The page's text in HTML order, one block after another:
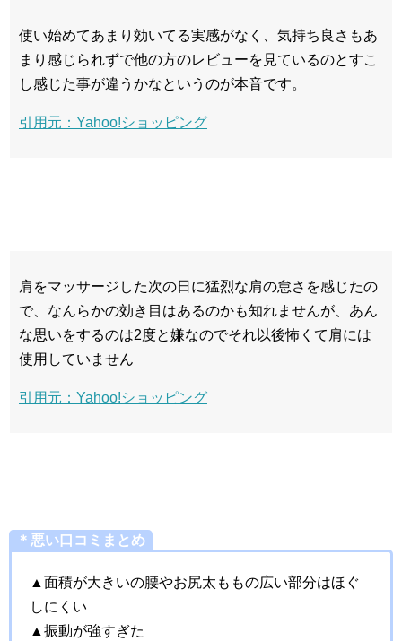
使い始めてあまり効いてる実感がなく、気持ち良さもあ
まり感じられずで他の方のレビューを見ているのとすこ
し感じた事が違うかなというのが本音です。
引用元：Yahoo!ショッピング
肩をマッサージした次の日に猛烈な肩の怠さを感じたの
で、なんらかの効き目はあるのかも知れませんが、あん
な思いをするのは2度と嫌なのでそれ以後怖くて肩には
使用していません
引用元：Yahoo!ショッピング
＊悪い口コミまとめ
▲面積が大きいの腰やお尻太ももの広い部分はほぐ
しにくい
▲振動が強すぎた